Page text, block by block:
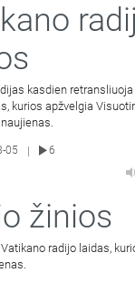
kasdien
kurios apžvelgia
05 |
6
žinios
radijo laidas,